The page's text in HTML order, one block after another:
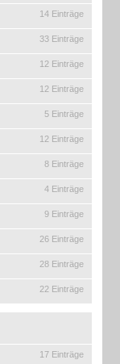
14 Einträge
33 Einträge
12 Einträge
12 Einträge
5 Einträge
12 Einträge
8 Einträge
4 Einträge
9 Einträge
26 Einträge
28 Einträge
22 Einträge
17 Einträge